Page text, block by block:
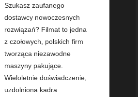
Szukasz zaufanego
dostawcy nowoczesnych
rozwiązań? Filmat to jedna
z czołowych, polskich firm
tworząca niezawodne
maszyny pakujące.
Wieloletnie doświadczenie,
uzdolniona kadra